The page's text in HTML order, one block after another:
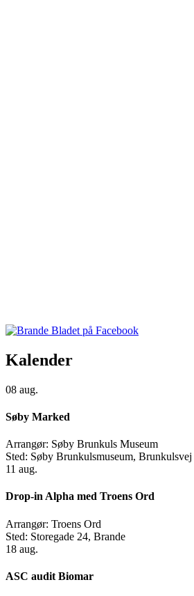
Kalender
08 aug.
Søby Marked
Arrangør: Søby Brunkuls Museum
Sted: Søby Brunkulsmuseum,
11 aug.
Drop-in Alpha med Troens Ord
Arrangør: Troens Ord
Sted: Storegade 24, Brande
18 aug.
ASC audit Biomar